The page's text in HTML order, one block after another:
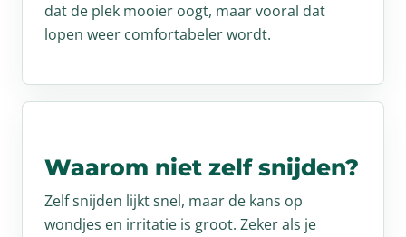
dat de plek mooier oogt, maar vooral dat
lopen weer comfortabeler wordt.
Waarom niet zelf snijden?
Zelf snijden lijkt snel, maar de kans op
wondjes en irritatie is groot. Zeker als je